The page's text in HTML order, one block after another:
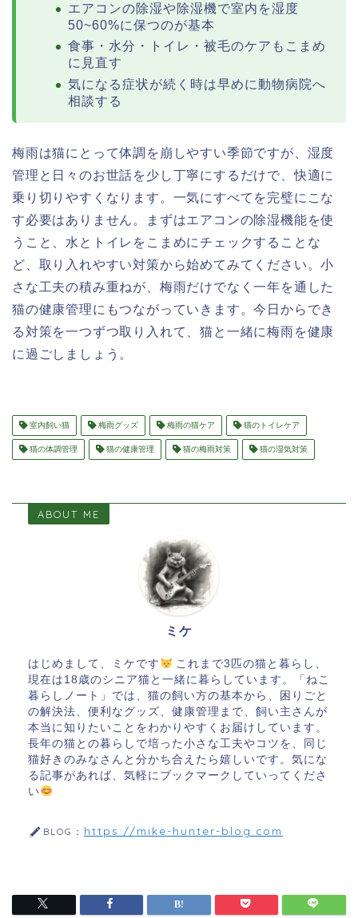
エアコンの除湿や除湿機で室内を湿度
50~60%に保つのが基本
食事・水分・トイレ・被毛のケアもこまめ
に見直す
気になる症状が続く時は早めに動物病院へ
相談する
梅雨は猫にとって体調を崩しやすい季節ですが、湿度
管理と日々のお世話を少し丁寧にするだけで、快適に
乗り切りやすくなります。一気にすべてを完璧にこな
す必要はありません。まずはエアコンの除湿機能を使
うこと、水とトイレをこまめにチェックすることな
ど、取り入れやすい対策から始めてみてください。小
さな工夫の積み重ねが、梅雨だけでなく一年を通した
猫の健康管理にもつながっていきます。今日からでき
る対策を一つずつ取り入れて、猫と一緒に梅雨を健康
に過ごしましょう。
室内飼い猫 梅雨グッズ 梅雨の猫ケア 猫のトイレケア
猫の体調管理 猫の健康管理 猫の梅雨対策 猫の湿気対策
ABOUT ME
ミケ
はじめまして、ミケです
これまで3匹の猫と暮らし、
現在は18歳のシニア猫と一緒に暮らしています。「ねこ
暮らしノート」では、猫の飼い方の基本から、困りごと
の解決法、便利なグッズ、健康管理まで、飼い主さんが
本当に知りたいことをわかりやすくお届けしています。
長年の猫との暮らしで培った小さな工夫やコツを、同じ
猫好きのみなさんと分かち合えたら嬉しいです。気にな
る記事があれば、気軽にブックマークしていってくださ
い
BLOG： https://mike-hunter-blog.com